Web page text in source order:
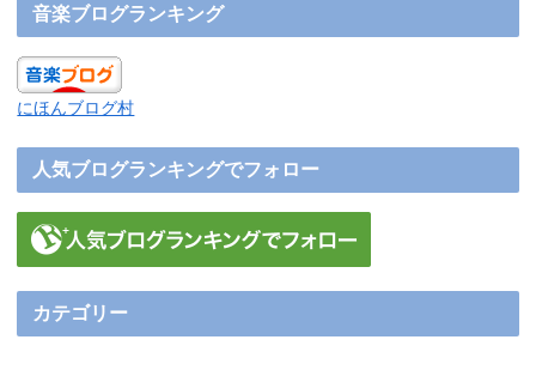
音楽ブログランキング
にほんブログ村
人気ブログランキングでフォロー
カテゴリー